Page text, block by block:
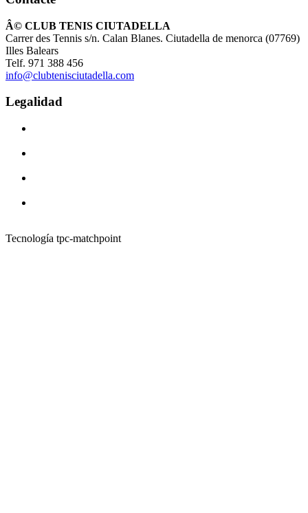
Â© CLUB TENIS CIUTADELLA
Carrer des Tennis s/n. Calan Blanes. Ciutadella de menorca (07769)
Illes Balears
Telf. 971 388 456
info@clubtenisciutadella.com
Legalidad
Tecnología tpc-matchpoint